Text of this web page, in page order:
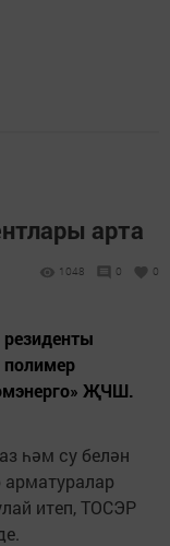
арта
1048 0 0
полимер
ҖЧШ.
һәм су белән
итеп, ТОСЭР